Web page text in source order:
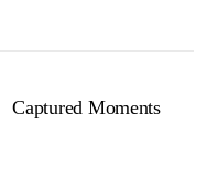
Captured Moments